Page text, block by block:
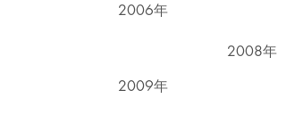
2006年
2008年
2009年